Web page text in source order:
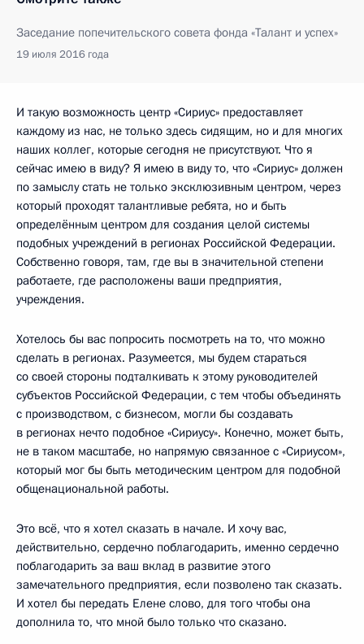
Заседание попечительского совета фонда «Талант и успех»
19 июля 2016 года
И такую возможность центр «Сириус» предоставляет
каждому из нас, не только здесь сидящим, но и для многих
наших коллег, которые сегодня не присутствуют. Что я
сейчас имею в виду? Я имею в виду то, что «Сириус» должен
по замыслу стать не только эксклюзивным центром, через
который проходят талантливые ребята, но и быть
определённым центром для создания целой системы
подобных учреждений в регионах Российской Федерации.
Собственно говоря, там, где вы в значительной степени
работаете, где расположены ваши предприятия,
учреждения.
Хотелось бы вас попросить посмотреть на то, что можно
сделать в регионах. Разумеется, мы будем стараться
со своей стороны подталкивать к этому руководителей
субъектов Российской Федерации, с тем чтобы объединять
с производством, с бизнесом, могли бы создавать
в регионах нечто подобное «Сириусу». Конечно, может быть,
не в таком масштабе, но напрямую связанное с «Сириусом»,
который мог бы быть методическим центром для подобной
общенациональной работы.
Это всё, что я хотел сказать в начале. И хочу вас,
действительно, сердечно поблагодарить, именно сердечно
поблагодарить за ваш вклад в развитие этого
замечательного предприятия, если позволено так сказать.
И хотел бы передать Елене слово, для того чтобы она
дополнила то, что мной было только что сказано.